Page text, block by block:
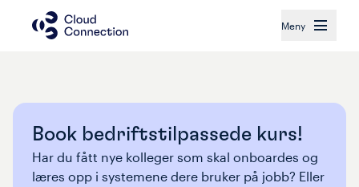
Meny
Book bedriftstilpassede kurs!
Har du fått nye kolleger som skal onboardes og
læres opp i systemene dere bruker på jobb? Eller